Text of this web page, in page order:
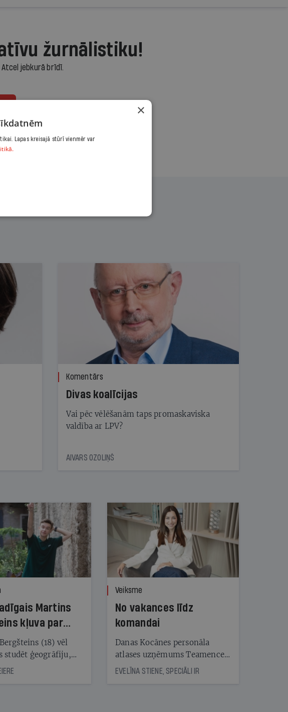
žurnālistiku!
Atcel jebkurā brīdī.
šeit
Komentārs
Divas koalīcijas
Vai pēc vēlēšanām taps promaskaviska
valdība ar LPV?
AIVARS OZOLIŅŠ
Martins
kļuva par
seju?(18) vēl
studēt ģeogrāfiju,
jau uzticas
Veiksme
No vakances līdz
komandai
Danas Kocānes personāla
atlases uzņēmums Teamence
savieno īstos uzņēmumus ar
EVELĪNA STIENE, SPECIĀLI IR
×
Lapas kreisajā stūrī vienmēr var